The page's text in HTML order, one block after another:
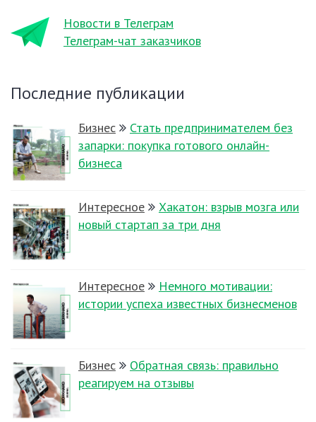
Новости в Телеграм
Телеграм-чат заказчиков
Последние публикации
Бизнес
Стать предпринимателем без
запарки: покупка готового онлайн-
бизнеса
Интересное
Хакатон: взрыв мозга или
новый стартап за три дня
Интересное
Немного мотивации:
истории успеха известных бизнесменов
Бизнес
Обратная связь: правильно
реагируем на отзывы